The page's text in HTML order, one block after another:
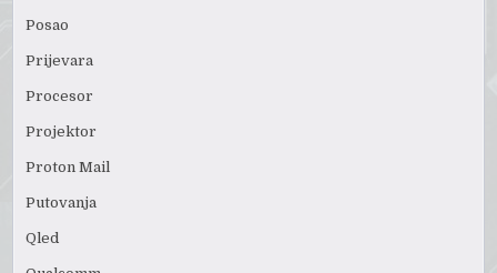
Posao
Prijevara
Procesor
Projektor
Proton Mail
Putovanja
Qled